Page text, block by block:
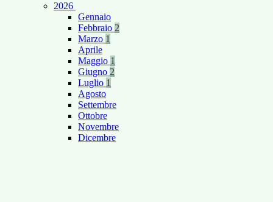
2026
Gennaio
Febbraio 2
Marzo 1
Aprile
Maggio 1
Giugno 2
Luglio 1
Agosto
Settembre
Ottobre
Novembre
Dicembre